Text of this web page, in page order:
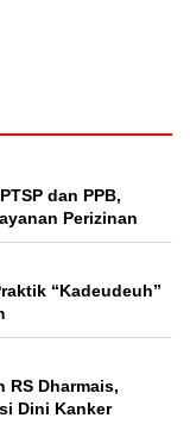
dan PPB,
Perizinan
“Kadeudeuh”
RS Dharmais,
Dini Kanker